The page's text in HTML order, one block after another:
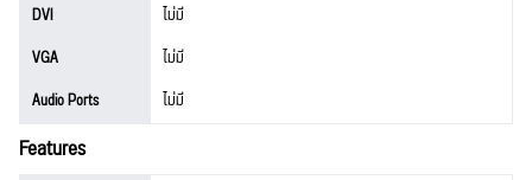
DVI
ไม่มี
VGA
ไม่มี
Audio Ports
ไม่มี
Features